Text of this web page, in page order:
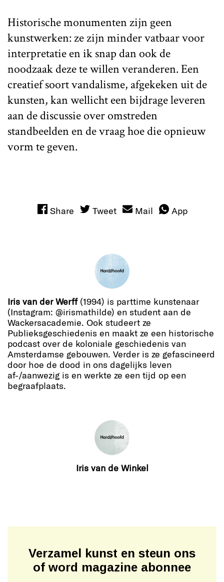
Historische monumenten zijn geen
kunstwerken: ze zijn minder vatbaar voor
interpretatie en ik snap dan ook de
noodzaak deze te willen veranderen. Een
creatief soort vandalisme, afgekeken uit de
kunsten, kan wellicht een bijdrage leveren
aan de discussie over omstreden
standbeelden en de vraag hoe die opnieuw
vorm te geven.
Share Tweet Mail App
Iris van der Werff(1994) is parttime kunstenaar
(Instagram: @irismathilde) en student aan de
Wackersacademie. Ook studeert ze
Publieksgeschiedenis en maakt ze een historische
podcast over de koloniale geschiedenis van
Amsterdamse gebouwen. Verder is ze gefascineerd
door hoe de dood in ons dagelijks leven
af-/aanwezig is en werkte ze een tijd op een
begraafplaats.
Iris van de Winkel
Verzamel kunst en steun ons
of word magazine abonnee